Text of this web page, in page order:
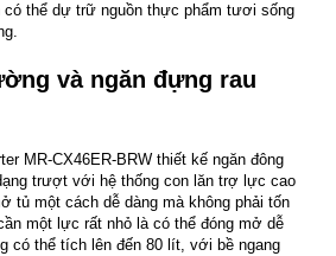
có thể dự trữ nguồn thực phẩm tươi sống
và ngăn đựng rau
MR-CX46ER-BRW thiết kế ngăn đông
trượt với hệ thống con lăn trợ lực cao
tủ một cách dễ dàng mà không phải tốn
một lực rất nhỏ là có thể đóng mở dễ
có thể tích lên đến 80 lít, với bề ngang